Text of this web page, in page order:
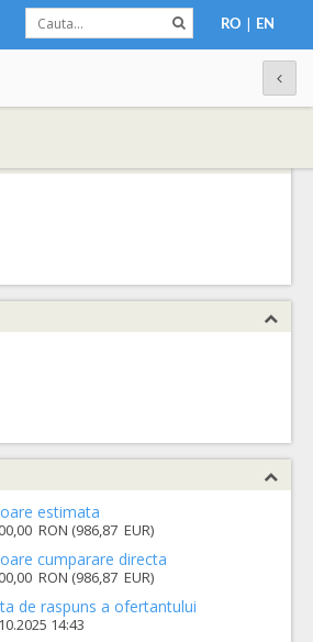
RO | EN
estimata
RON (986,87 EUR)
cumparare directa
RON (986,87 EUR)
de raspuns a ofertantului
14:43